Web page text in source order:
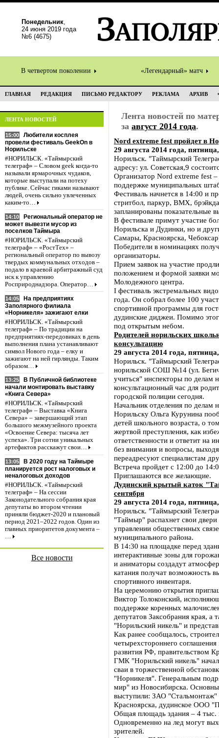
Понедельник,
24 июня 2019 года
№6 (4675)
В четвертом поколении «Легендарный» матч
ГЛАВНАЯ РЕДАКЦИЯ ПИСЬМО РЕДАКТОРУ РЕКЛАМА АРХИВ
ЛЕНТА НОВОСТЕЙ
15:00
Любители косплея
провели фестиваль GeekOn в
Норильске
#НОРИЛЬСК. «Таймырский
телеграф» – Словом geek когда-то
называли ярмарочных чудаков,
которые выступали на потеху
публике. Сейчас гиками называют
людей, очень сильно увлеченных
каким-то…
14:10
Региональный оператор не
может вывезти мусор из
поселков Таймыра
#НОРИЛЬСК. «Таймырский
телеграф» – «РостТех» –
региональный оператор по вывозу
твердых коммунальных отходов –
подало в краевой арбитражный суд
иск к управлению
Росприроднадзора. Оператор…
14:05
На предприятиях
Заполярного филиала
«Норникеля» зажигают елки
#НОРИЛЬСК. «Таймырский
телеграф» – По традиции на
предприятиях-передовиках в день
выполнения плана устанавливают
символ Нового года – елку и
зажигают на ней гирлянды. Таким
образом…
13:25
В Публичной библиотеке
начали монтировать выставку
«Книга Севера»
#НОРИЛЬСК. «Таймырский
телеграф» – Выставка «Книга
Севера» – завершающий этап
большого межмузейного проекта
«Освоение Севера: тысяча лет
успеха». Три сотни уникальных
артефактов расскажут свои…
13:05
В 2020 году на Таймыре
планируется рост налоговых и
неналоговых доходов
#НОРИЛЬСК. «Таймырский
телеграф» – На сессии
Законодательного собрания края
депутаты во втором чтении
приняли бюджет-2020 и плановый
период 2021–2022 годов. Один из
главных приоритетов документа –
…
Все новости
Лента новостей по
за август 2014 года.
Nord extreme fest пройдет в
29 августа 2014 года,
Норильск. "Таймырский
адресу: ул. Советская,9
Организатор Nord extreme fest
поддержке муниципальных
Фестиваль начнется в 14:00 и
стритбол, паркур, BMX,
запланированы показательные
В фестивале примут участие
Норильска и Дудинки, но и
Самары, Красноярска,
Победители в номинациях
организаторы.
Прием заявок на участие
положением и формой заявки
Молодежного центра.
I фестиваль экстремальных
года. Он собрал более 100
спортивной программы для
дудинские диджеи. Помимо
под открытым небом.
Родителей норильских
консультацию
29 августа 2014 года,
Норильск. "Таймырский
норильской СОШ №14 (ул.
учиться" инспекторы по делам
консультационный час для
городской полиции сегодня.
Начальник отделения по
Норильску Ольга Курунина
детей школьного возраста, о
жертвой преступления, как
ответственности и ответит на
без внимания и вопросы,
переадресуют специалистам
Встреча пройдет с 12:00 до
Приглашаются все желающие.
Дудинский крытый каток
сентября
29 августа 2014 года,
Норильск. "Таймырский
"Таймыр" распахнет свои двери
управлении общественных
муниципального района.
В 14:30 на площадке перед
интерактивные зоны для
и аниматоры создадут
катания получат возможность
спортивного инвентаря.
На церемонию открытия
Виктор Толоконский,
поддержке коренных
депутатов Заксобрания края,
"Норильский никель" и
Как ранее сообщалось,
четырехстороннего
развития РФ, правительством
ГМК "Норильский никель"
сваи в торжественной
"Норникеля". Генеральным
мир" из Новосибирска.
выступили: ЗАО
Красноярска, дудинское ООО
Общая площадь здания – 4 тыс.
Одновременно на лед могут
зрителей.